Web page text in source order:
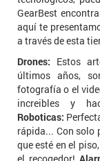
GearBest
aquí te
a través de esta
Drones: Estos
últimos años,
fotografía o el
increibles y
Roboticas:
rápida... Con solo
que esté en el